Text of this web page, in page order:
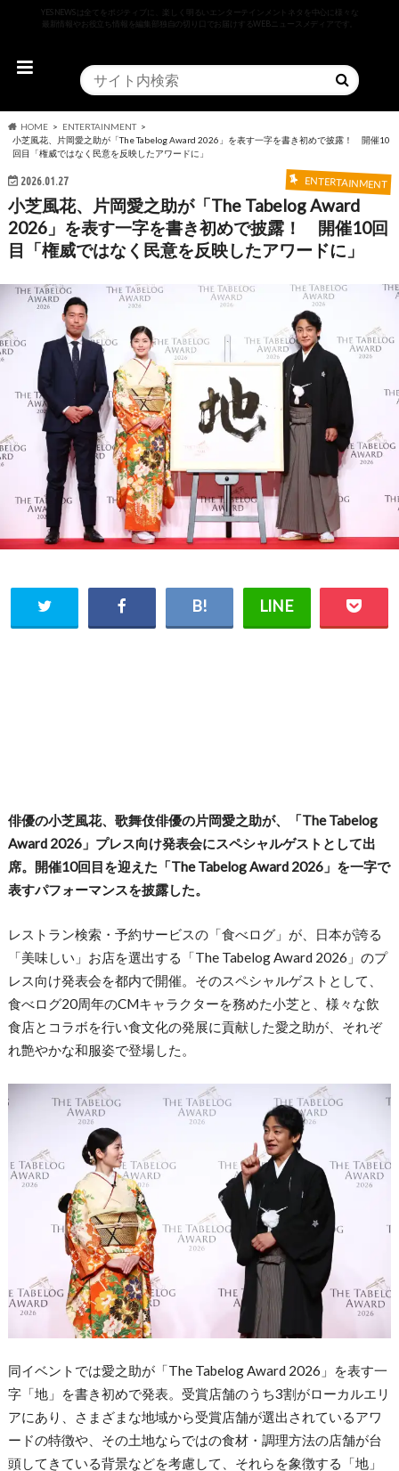
YESNEWSは全てをポジティブに、楽しく明るいエンターテインメントネタを中心に様々な
最新情報やお役立ち情報を編集部独自の切り口でお届けするWEBニュースメディアです。
HOME
ENTERTAINMENT
小芝風花、片岡愛之助が「The Tabelog Award 2026」を表す一字を書き初めで披露！ 開催10
回目「権威ではなく民意を反映したアワードに」
2026.01.27 ENTERTAINMENT
小芝風花、片岡愛之助が「The Tabelog Award
2026」を表す一字を書き初めで披露！ 開催10回
目「権威ではなく民意を反映したアワードに」
俳優の小芝風花、歌舞伎俳優の片岡愛之助が、「The Tabelog
Award 2026」プレス向け発表会にスペシャルゲストとして出
席。開催10回目を迎えた「The Tabelog Award 2026」を一字で
表すパフォーマンスを披露した。
レストラン検索・予約サービスの「食べログ」が、日本が誇る
「美味しい」お店を選出する「The Tabelog Award 2026」のプ
レス向け発表会を都内で開催。そのスペシャルゲストとして、
食べログ20周年のCMキャラクターを務めた小芝と、様々な飲
食店とコラボを行い食文化の発展に貢献した愛之助が、それぞ
れ艶やかな和服姿で登場した。
同イベントでは愛之助が「The Tabelog Award 2026」を表す一
字「地」を書き初めで発表。受賞店舗のうち3割がローカルエリ
アにあり、さまざまな地域から受賞店舗が選出されているアワ
ードの特徴や、その土地ならではの食材・調理方法の店舗が台
頭してきている背景などを考慮して、それらを象徴する「地」